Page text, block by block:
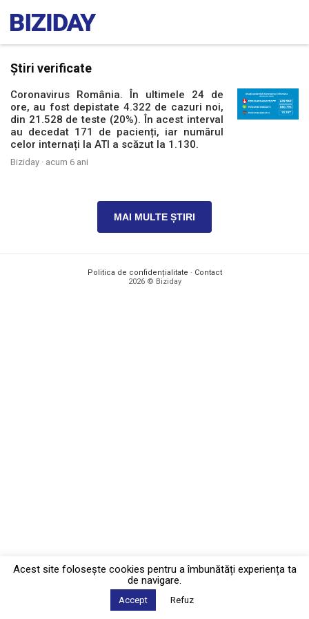
Știri verificate
Coronavirus România. În ultimele 24 de
ore, au fost depistate 4.322 de cazuri noi,
din 21.528 de teste (20%). În acest interval
au decedat 171 de pacienți, iar numărul
celor internați la ATI a scăzut la 1.130.
Biziday · acum 6 ani
MAI MULTE ȘTIRI
Politica de confidențialitate · Contact
2026 © Biziday
Acest site foloseşte cookies pentru a îmbunătăți experiența ta
de navigare.
Accept Refuz